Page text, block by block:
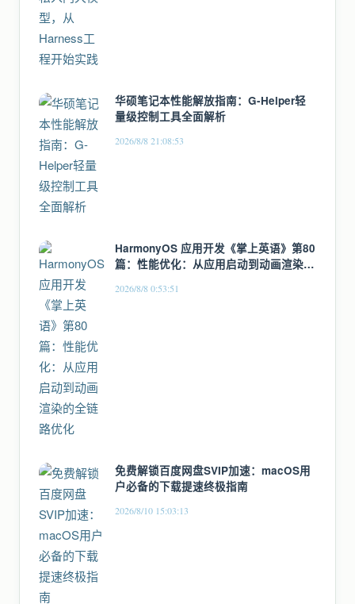
华硕笔记本性能解放指南：G-Helper轻
量级控制工具全面解析
2026/8/8 21:08:53
HarmonyOS 应用开发《掌上英语》第80
篇：性能优化：从应用启动到动画渲染的
2026/8/8 0:53:51
免费解锁百度网盘SVIP加速：macOS用
户必备的下载提速终极指南
2026/8/10 15:03:13